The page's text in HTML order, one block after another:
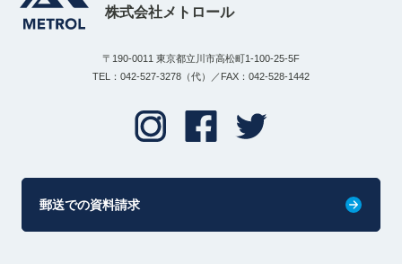
株式会社メトロール
〒190-0011 東京都立川市高松町1-100-25-5F
TEL：042-527-3278（代）／FAX：042-528-1442
郵送での資料請求